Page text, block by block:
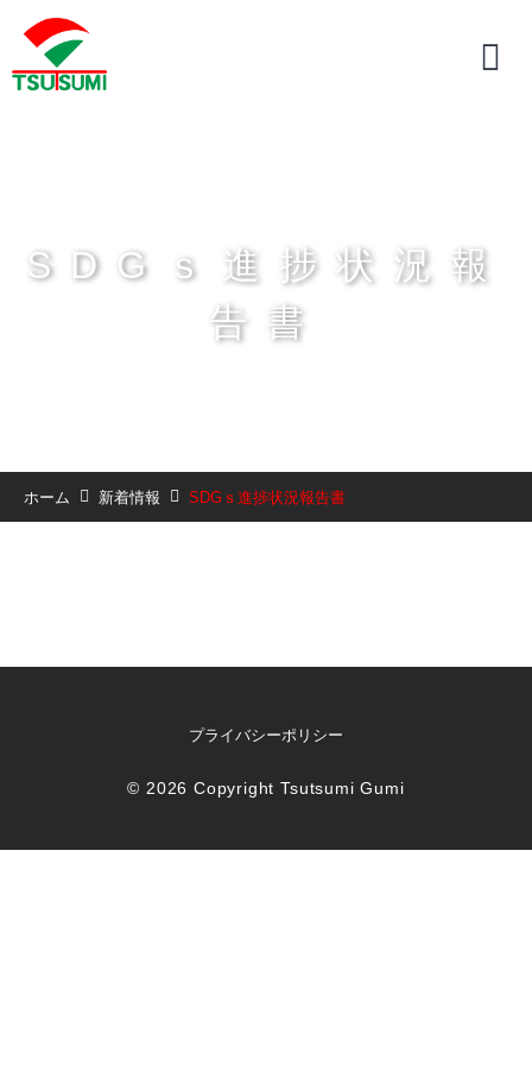
SDGｓ進捗状況報
告書
ホーム 新着情報 SDGｓ進捗状況報告書
プライバシーポリシー
©2026 CopyrightTsutsumi Gumi